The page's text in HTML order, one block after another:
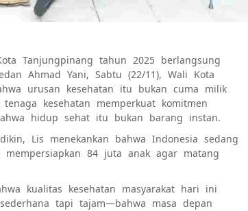
Tanjungpinang tahun 2025 berlangsung
Ahmad Yani, Sabtu (22/11), Wali Kota
urusan kesehatan itu bukan cuma milik
kesehatan memperkuat komitmen
hidup sehat itu bukan barang instan.
Lis menekankan bahwa Indonesia sedang
84 juta anak agar matang
kualitas kesehatan masyarakat hari ini
tapi tajam—bahwa masa depan